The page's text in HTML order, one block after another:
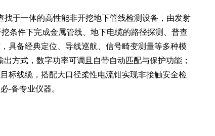
找于一体的高性能非开挖地下管线检测设备，由发射
条件下完成金属管线、地下电缆的路径探测、普查
具备经典定位、导线巡航、信号畸变测量等多种模
方式，数字功率可调且自带自动匹配与保护功能；
标线缆，搭配大口径柔性电流钳实现非接触安全检
-备专业仪器。